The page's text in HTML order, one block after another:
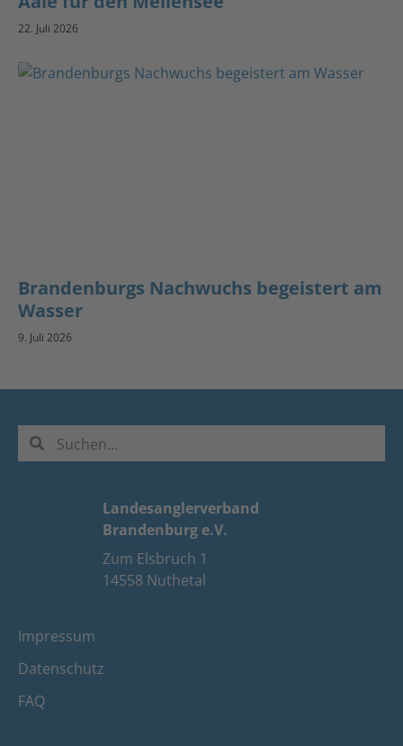
22. Juli 2026
Brandenburgs Nachwuchs begeistert am
Wasser
9. Juli 2026
Landesanglerverband
Brandenburg e.V.
Zum Elsbruch 1
14558 Nuthetal
Impressum
Datenschutz
FAQ